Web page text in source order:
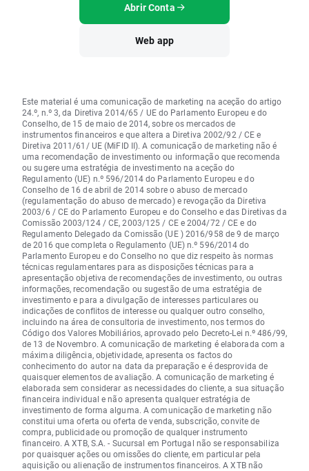
Abrir Conta
Web app
Este material é uma comunicação de marketing na aceção do artigo
24.º, n.º 3, da Diretiva 2014/65 / UE do Parlamento Europeu e do
Conselho, de 15 de maio de 2014, sobre os mercados de
instrumentos financeiros e que altera a Diretiva 2002/92 / CE e
Diretiva 2011/61/ UE (MiFID II). A comunicação de marketing não é
uma recomendação de investimento ou informação que recomenda
ou sugere uma estratégia de investimento na aceção do
Regulamento (UE) n.º 596/2014 do Parlamento Europeu e do
Conselho de 16 de abril de 2014 sobre o abuso de mercado
(regulamentação do abuso de mercado) e revogação da Diretiva
2003/6 / CE do Parlamento Europeu e do Conselho e das Diretivas da
Comissão 2003/124 / CE, 2003/125 / CE e 2004/72 / CE e do
Regulamento Delegado da Comissão (UE ) 2016/958 de 9 de março
de 2016 que completa o Regulamento (UE) n.º 596/2014 do
Parlamento Europeu e do Conselho no que diz respeito às normas
técnicas regulamentares para as disposições técnicas para a
apresentação objetiva de recomendações de investimento, ou outras
informações, recomendação ou sugestão de uma estratégia de
investimento e para a divulgação de interesses particulares ou
indicações de conflitos de interesse ou qualquer outro conselho,
incluindo na área de consultoria de investimento, nos termos do
Código dos Valores Mobiliários, aprovado pelo Decreto-Lei n.º 486/99,
de 13 de Novembro. A comunicação de marketing é elaborada com a
máxima diligência, objetividade, apresenta os factos do
conhecimento do autor na data da preparação e é desprovida de
quaisquer elementos de avaliação. A comunicação de marketing é
elaborada sem considerar as necessidades do cliente, a sua situação
financeira individual e não apresenta qualquer estratégia de
investimento de forma alguma. A comunicação de marketing não
constitui uma oferta ou oferta de venda, subscrição, convite de
compra, publicidade ou promoção de qualquer instrumento
financeiro. A XTB, S.A. - Sucursal em Portugal não se responsabiliza
por quaisquer ações ou omissões do cliente, em particular pela
aquisição ou alienação de instrumentos financeiros. A XTB não